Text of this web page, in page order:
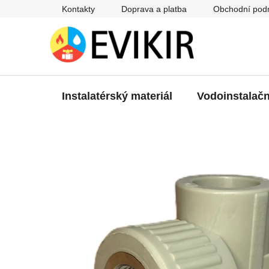
Kontakty Doprava a platba Obchodní
Instalatérský materiál